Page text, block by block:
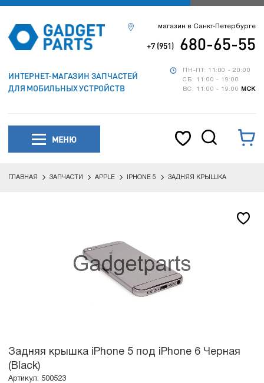
ИНТЕРНЕТ-МАГАЗИН ЗАПЧАСТЕЙ
ДЛЯ МОБИЛЬНЫХ УСТРОЙСТВ
ПН-ПТ: 11:00 - 20:00
СБ: 11:00 - 19:00
ВС: 11:00 - 19:00
МСК
магазин в Санкт-Петербурге
+7 (951) 680-65-55
МЕНЮ
ГЛАВНАЯ ЗАПЧАСТИ APPLE IPHONE 5 ЗАДНЯЯ КРЫШКА
Задняя крышка iPhone 5 под iPhone 6 Черная
(Black)
Артикул: 500523